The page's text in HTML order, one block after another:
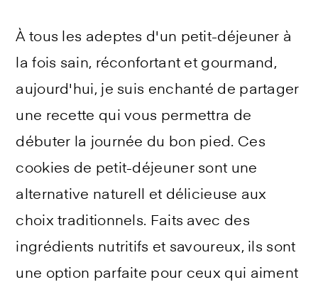
À tous les adeptes d'un petit-déjeuner à
la fois sain, réconfortant et gourmand,
aujourd'hui, je suis enchanté de partager
une recette qui vous permettra de
débuter la journée du bon pied. Ces
cookies de petit-déjeuner sont une
alternative naturell et délicieuse aux
choix traditionnels. Faits avec des
ingrédients nutritifs et savoureux, ils sont
une option parfaite pour ceux qui aiment